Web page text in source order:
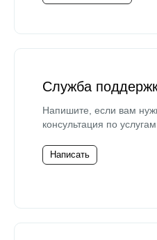
Служба
Напишите, если вам
консультация по услугам.
Написать